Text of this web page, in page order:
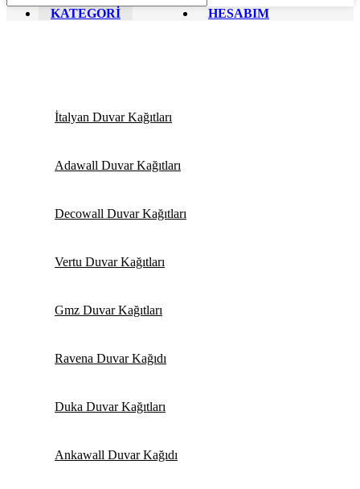
KATEGORİ HESABIM
İtalyan Duvar Kağıtları
Adawall Duvar Kağıtları
Decowall Duvar Kağıtları
Vertu Duvar Kağıtları
Gmz Duvar Kağıtları
Ravena Duvar Kağıdı
Duka Duvar Kağıtları
Ankawall Duvar Kağıdı